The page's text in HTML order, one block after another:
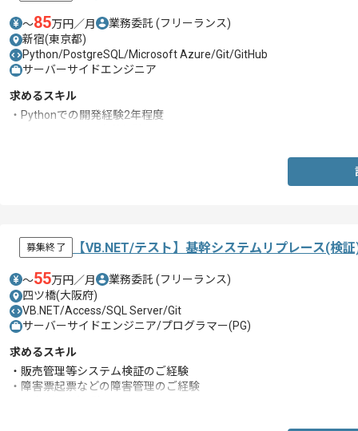
〜85万円／月 業務委託 (フリーランス)
新宿(東京都)
Python/PostgreSQL/Microsoft Azure/Git/GitHub
サーバーサイドエンジニア
求めるスキル
・Pythonでの開発経験2年程度
募集終了 【VB.NET/テスト】基幹システムリプレース(検
〜55万円／月 業務委託 (フリーランス)
四ツ橋(大阪府)
VB.NET/Access/SQL Server/Git
サーバーサイドエンジニア/プログラマー(PG)
求めるスキル
・販売管理等システム検証のご経験
・障害票起票などの障害管理のご経験